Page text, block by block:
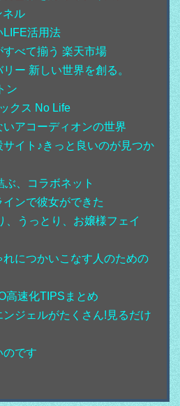
ネル
LIFE活用法
べて揃う 楽天市場
ー 新しい世界を創る。
ン
クス No Life
いアコーディオンの世界
イト♪きっと良いのが見つか
ぶ、コラボネット
ンで彼女ができた
、うっとり、お嬢様フェイ
れにつかいこなす人のための
高速化TIPSまとめ
ジェルがたくさん!見るだけ
のです